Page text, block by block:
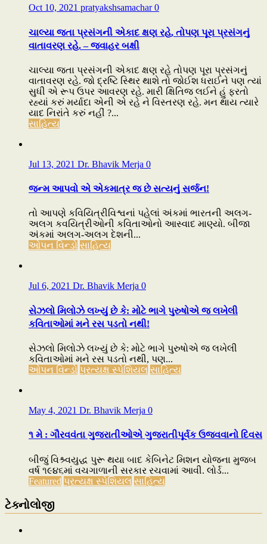
Oct 10, 2021 pratyakshsamachar0
ચાલ્યા જતા પ્રસંગની એકાદ ક્ષણ રહે, તોપણ પૂરા પ્રસંગનું
વાતાવરણ રહે. – જવાહર બક્ષી
ચાલ્યા જતા પ્રસંગની એકાદ ક્ષણ રહે તોપણ પૂરા પ્રસંગનું
વાતાવરણ રહે. જો દ્રષ્ટિ સ્થિર થાશે તો જોઈશ ધરાઈને પણ ત્યાં
સુધી એ રૂપ ઉપર આવરણ રહે. મારી ક્ષિતિજ લઈને હું ફરતો
રહ્યાં કરું મર્યાદા એની એ રહે ને વિસ્તરણ રહે. મન થાય ત્યારે
યાદ નિરાંતે કરું નહીં ?...
સાહિત્ય
Jul 13, 2021 Dr. Bhavik Merja 0
જન્મ આપવો એ એકમાત્ર જ છે સત્યનું સર્જન!
તો આપણે કવિયિત્રીવિશ્વનાં પહેલાં અંકમાં ભારતની અલગ-
અલગ કવયિત્રીઓની કવિતાઓનો આસ્વાદ માણ્યો. બીજા
અંકમાં અલગ-અલગ દેશની...
ઓપન વિન્ડો સાહિત્ય
Jul 6, 2021 Dr. Bhavik Merja 0
સેઝલો મિલોઝે લખ્યું છે કે: મોટે ભાગે પુરુષોએ જ લખેલી
કવિતાઓમાં મને રસ પડતો નથી!
સેઝલો મિલોઝે લખ્યું છે કે: મોટે ભાગે પુરુષોએ જ લખેલી
કવિતાઓમાં મને રસ પડતો નથી, પણ...
ઓપન વિન્ડો પ્રત્યક્ષ સ્પેશિયલ સાહિત્ય
May 4, 2021 Dr. Bhavik Merja 0
૧ મે : ગૌરવવંતા ગુજરાતીઓએ ગુજરાતીપૂર્વક ઉજવવાનો દિવસ
બીજું વિશ્ર્વયુદ્ધ પુરૂ થયા બાદ કેબિનેટ મિશન યોજના મુજબ
વર્ષ ૧૯૪૬માં વચગાળાની સરકાર રચવામાં આવી. લોર્ડ...
Featured પ્રત્યક્ષ સ્પેશિયલ સાહિત્ય
ટેક્નોલોજી